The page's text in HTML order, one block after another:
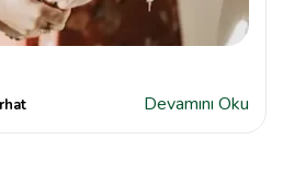
Devamını Oku